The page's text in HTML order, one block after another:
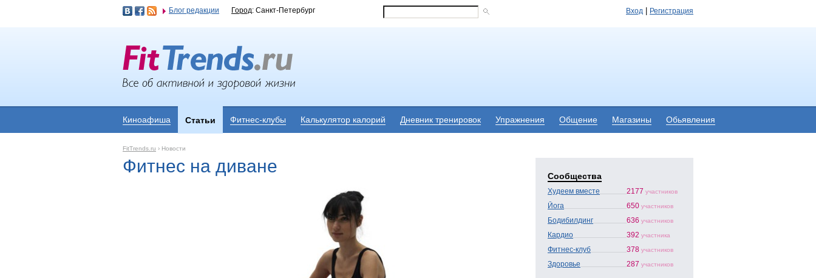
Блог редакции Город: Санкт-Петербург Вход Регистрация
Киноафиша Статьи Фитнес-клубы Калькулятор калорий Дневник тренировок Упражнения Общение Магазины Обьявления
FitTrends.ru › Новости
Фитнес на диване Сообщества
Худеем вместе 2177 участников
Йога 650 участников
Бодибилдинг 636 участников
Кардио 392 участника
Фитнес-клуб 378 участников
Здоровье 287 участников